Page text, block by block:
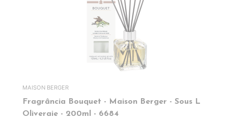
MAISON BERGER
Fragrância Bouquet - Maison Berger - Sous L
Oliveraie - 200ml - 6684